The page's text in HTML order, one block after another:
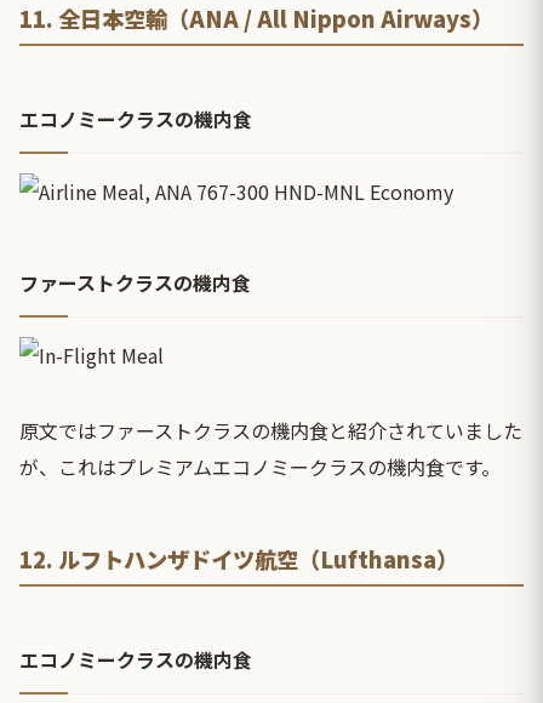
11. 全日本空輸（ANA / All Nippon Airways）
エコノミークラスの機内食
ファーストクラスの機内食
原文ではファーストクラスの機内食と紹介されていました
が、これはプレミアムエコノミークラスの機内食です。
12. ルフトハンザドイツ航空（Lufthansa）
エコノミークラスの機内食